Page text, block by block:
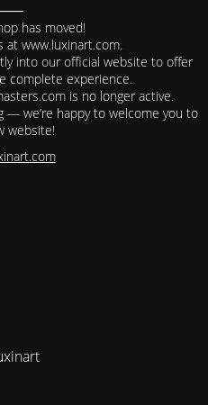
has moved!
at www.luxinart.com.
into our official website to offer
complete experience.
is no longer active.
— we’re happy to welcome you to
website!